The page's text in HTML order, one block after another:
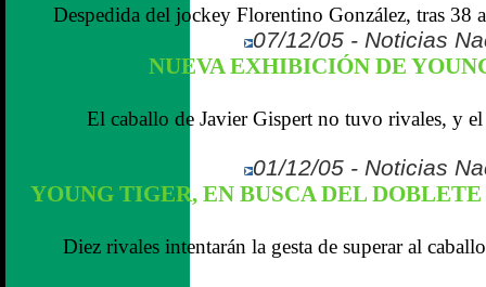
Despedida del jockey Florentino González, tras 38
07/12/05 - Noticias
NUEVA EXHIBICIÓN DE
El caballo de Javier Gispert no tuvo rivales, y
01/12/05 - Noticias
YOUNG TIGER, EN BUSCA DEL
Diez rivales intentarán la gesta de superar al